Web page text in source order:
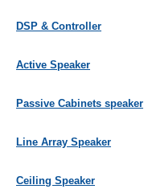
DSP & Controller
Active Speaker
Passive Cabinets speaker
Line Array Speaker
Ceiling Speaker